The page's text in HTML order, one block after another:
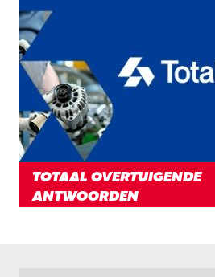
TOTAAL OVERTUIGENDE
ANTWOORDEN